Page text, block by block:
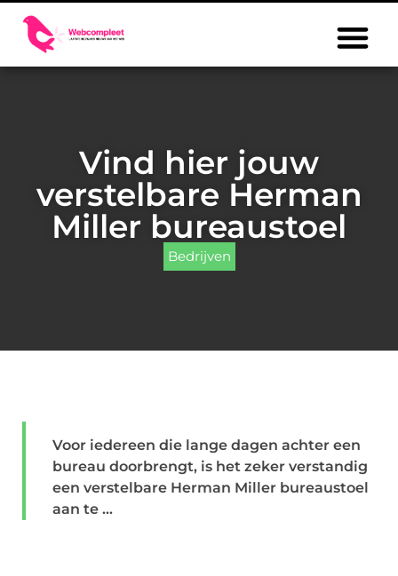
Vind hier jouw
verstelbare Herman
Miller bureaustoel
Bedrijven
Voor iedereen die lange dagen achter een
bureau doorbrengt, is het zeker verstandig
een verstelbare Herman Miller bureaustoel
aan te ...